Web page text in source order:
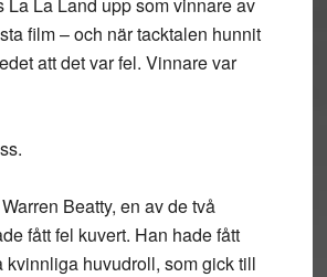
film – och när tacktalen hunnit
att det var fel. Vinnare var
Beatty, en av de två
fått fel kuvert. Han hade fått
kvinnliga huvudroll, som gick till